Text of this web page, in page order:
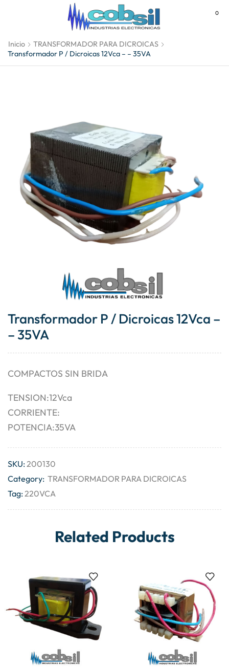
0
Inicio
TRANSFORMADOR PARA DICROICAS
Transformador P / Dicroicas 12Vca – – 35VA
Transformador P / Dicroicas 12Vca –
– 35VA
COMPACTOS SIN BRIDA
TENSION:12Vca
CORRIENTE:
POTENCIA:35VA
SKU:200130
Category: TRANSFORMADOR PARA DICROICAS
Tag:220VCA
Related Products